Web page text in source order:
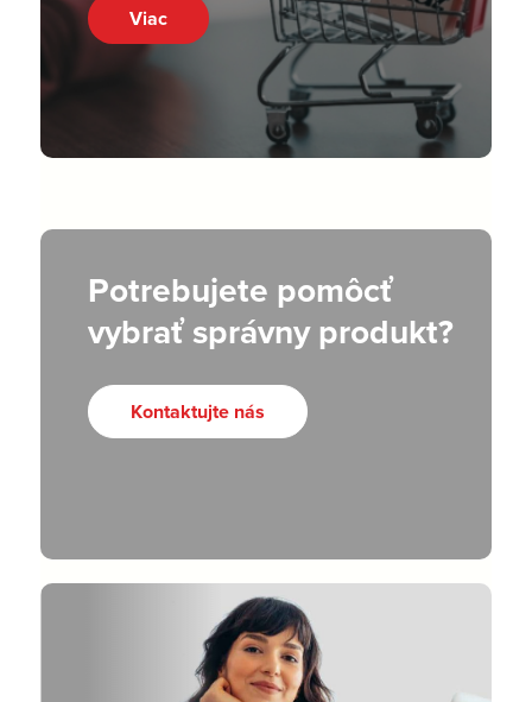
Viac
Potrebujete pomôcť
vybrať správny produkt?
Kontaktujte nás